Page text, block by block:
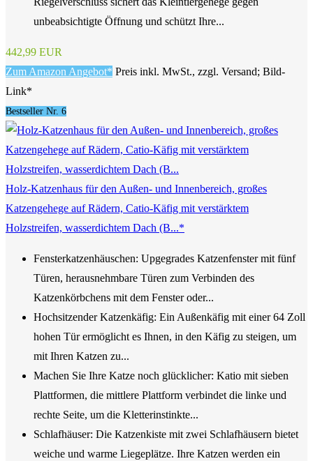
unbeabsichtigte Öffnung und schützt Ihre...
442,99 EUR
Zum Amazon Angebot* Preis inkl. MwSt., zzgl. Versand; Bild-
Link*
Bestseller Nr. 6
Holz-Katzenhaus für den Außen- und Innenbereich, großes
Katzengehege auf Rädern, Catio-Käfig mit verstärktem
Holzstreifen, wasserdichtem Dach (B...*
Fensterkatzenhäuschen: Upgegrades Katzenfenster mit fünf
Türen, herausnehmbare Türen zum Verbinden des
Katzenkörbchens mit dem Fenster oder...
Hochsitzender Katzenkäfig: Ein Außenkäfig mit einer 64 Zoll
hohen Tür ermöglicht es Ihnen, in den Käfig zu steigen, um
mit Ihren Katzen zu...
Machen Sie Ihre Katze noch glücklicher: Katio mit sieben
Plattformen, die mittlere Plattform verbindet die linke und
rechte Seite, um die Kletterinstinkte...
Schlafhäuser: Die Katzenkiste mit zwei Schlafhäusern bietet
weiche und warme Liegeplätze. Ihre Katzen werden ein